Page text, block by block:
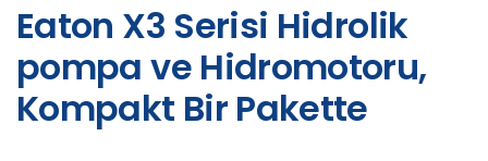
Eaton X3 Serisi Hidrolik
pompa ve Hidromotoru,
Kompakt Bir Pakette